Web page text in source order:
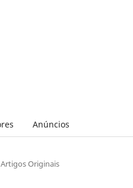
Anúncios
Artigos Originais